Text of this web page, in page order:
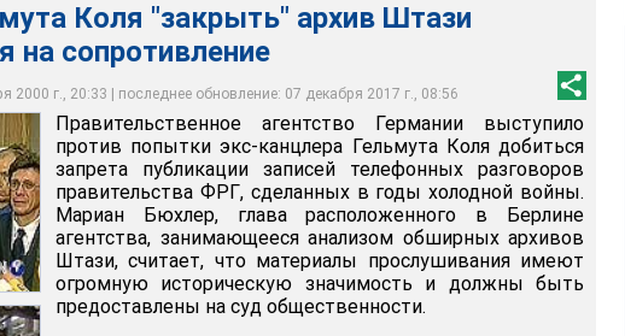
Коля "закрыть" архив Штази
на сопротивление
2000 г., 20:33 | последнее обновление: 07 декабря 2017 г., 08:56
Германии выступило против попытки экс-канцлера
запрета публикации записей телефонных разговоров
в годы холодной войны
Коля объявили вчера, что ими подан запрос в суд Берлина с
публикацию расшифровок телефонных разговоров. Суд пока
заявлений о том, в какой срок будет рассмотрен запрос
может нанести серьезный ущерб и без того подмоченной
находится под парламентским расследованием в связи с
финансировании своей предвыборной компании
уже не раз заявляли, что никакого доверия содержание
- спецслужба ГДР могла специально, из соображений
документальную "бомбу замедленного действия", смешав
Правительственное агентство Германии выступило
против попытки экс-канцлера Гельмута Коля добиться
запрета публикации записей телефонных разговоров
правительства ФРГ, сделанных в годы холодной войны.
Мариан Бюхлер, глава расположенного в Берлине
агентства, занимающееся анализом обширных архивов
Штази, считает, что материалы прослушивания имеют
огромную историческую значимость и должны быть
предоставлены на суд общественности.